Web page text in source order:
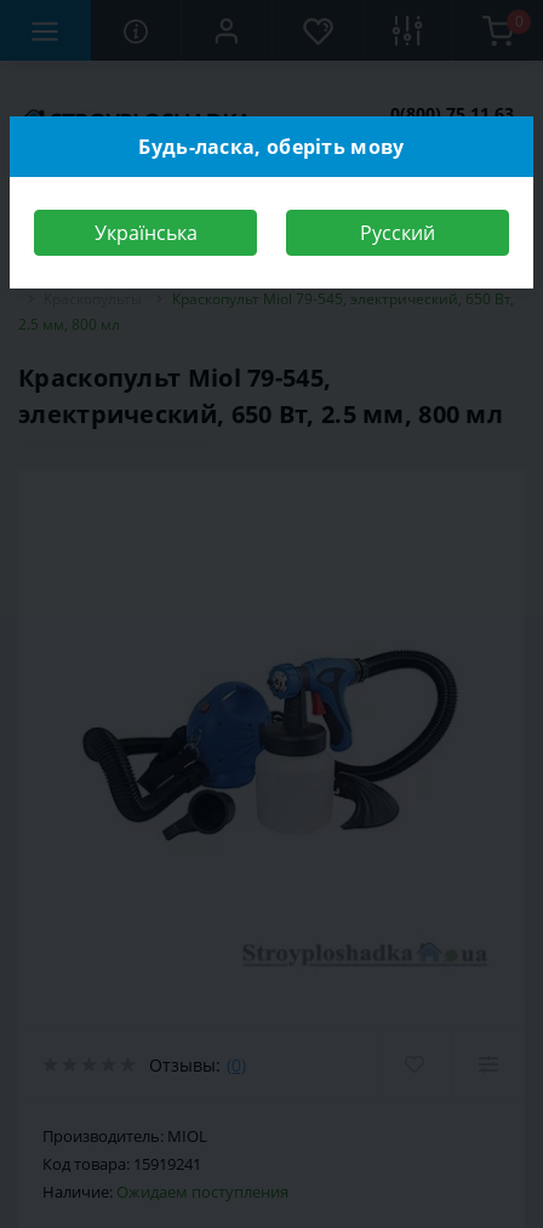
0
0(800) 75 11 63
Краскопульт Miol 79-545, электрический, 650 Вт,
2.5 мм, 800 мл
Краскопульт Miol 79-545,
электрический, 650 Вт, 2.5 мм, 800 мл
Отзывы: (0)
Производитель: MIOL
Код товара: 15919241
Наличие: Ожидаем поступления
Будь-ласка, оберіть мову
Українська Русский